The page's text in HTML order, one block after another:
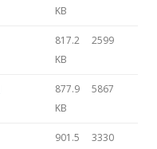
KB
817.2
KB
2599
877.9
KB
5867
901.5
3330